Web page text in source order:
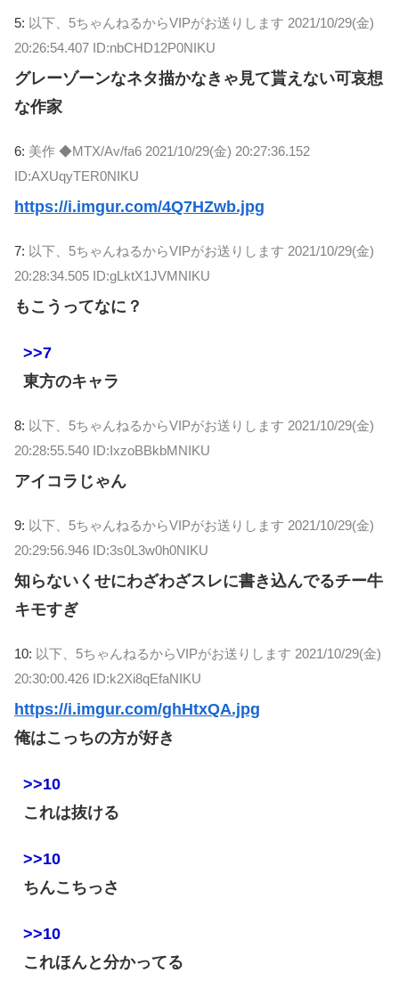
5: 以下、5ちゃんねるからVIPがお送りします 2021/10/29(金)
20:26:54.407 ID:nbCHD12P0NIKU
グレーゾーンなネタ描かなきゃ見て貰えない可哀想
な作家
6: 美作 ◆MTX/Av/fa6 2021/10/29(金) 20:27:36.152
ID:AXUqyTER0NIKU
https://i.imgur.com/4Q7HZwb.jpg
7: 以下、5ちゃんねるからVIPがお送りします 2021/10/29(金)
20:28:34.505 ID:gLktX1JVMNIKU
もこうってなに？
>>7
東方のキャラ
8: 以下、5ちゃんねるからVIPがお送りします 2021/10/29(金)
20:28:55.540 ID:IxzoBBkbMNIKU
アイコラじゃん
9: 以下、5ちゃんねるからVIPがお送りします 2021/10/29(金)
20:29:56.946 ID:3s0L3w0h0NIKU
知らないくせにわざわざスレに書き込んでるチー牛
キモすぎ
10: 以下、5ちゃんねるからVIPがお送りします 2021/10/29(金)
20:30:00.426 ID:k2Xi8qEfaNIKU
https://i.imgur.com/ghHtxQA.jpg
俺はこっちの方が好き
>>10
これは抜ける
>>10
ちんこちっさ
>>10
これほんと分かってる